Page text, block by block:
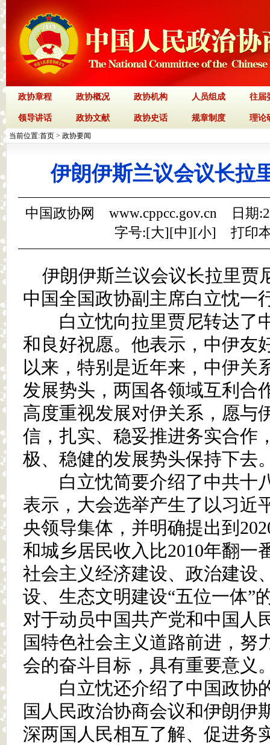
政协章程 政协概况 政协机构 人员组成 往届
领导讲话 政协文献 政协史话 规章制度 理论
当前位置:首页 > 政协要闻
伊朗伊斯兰议会议长拉
中国政协网 www.cppcc.gov.cn 日期
字号:[大][中][小] 打印
伊朗伊斯兰议会议长拉里贾
中国全国政协副主席白立忱一
白立忱向拉里贾尼转达了
和良好祝愿。他表示，中伊友
以来，特别是近年来，中伊关
发展势头，两国各领域互利合
高度重视发展对伊关系，愿与
信，扎实、稳妥推进务实合作
极、稳健的发展势头保持下去
白立忱简要介绍了中共十
表示，大会选举产生了以习近
央领导集体，并明确提出到
和城乡居民收入比2010年翻一
社会主义经济建设、政治建设
设、生态文明建设“五位一体”
对于动员中国共产党和中国人
国特色社会主义道路前进，努
会的奋斗目标，具有重要意义
白立忱还介绍了中国政协
国人民政治协商会议和伊朗伊
深两国人民相互了解、促进务